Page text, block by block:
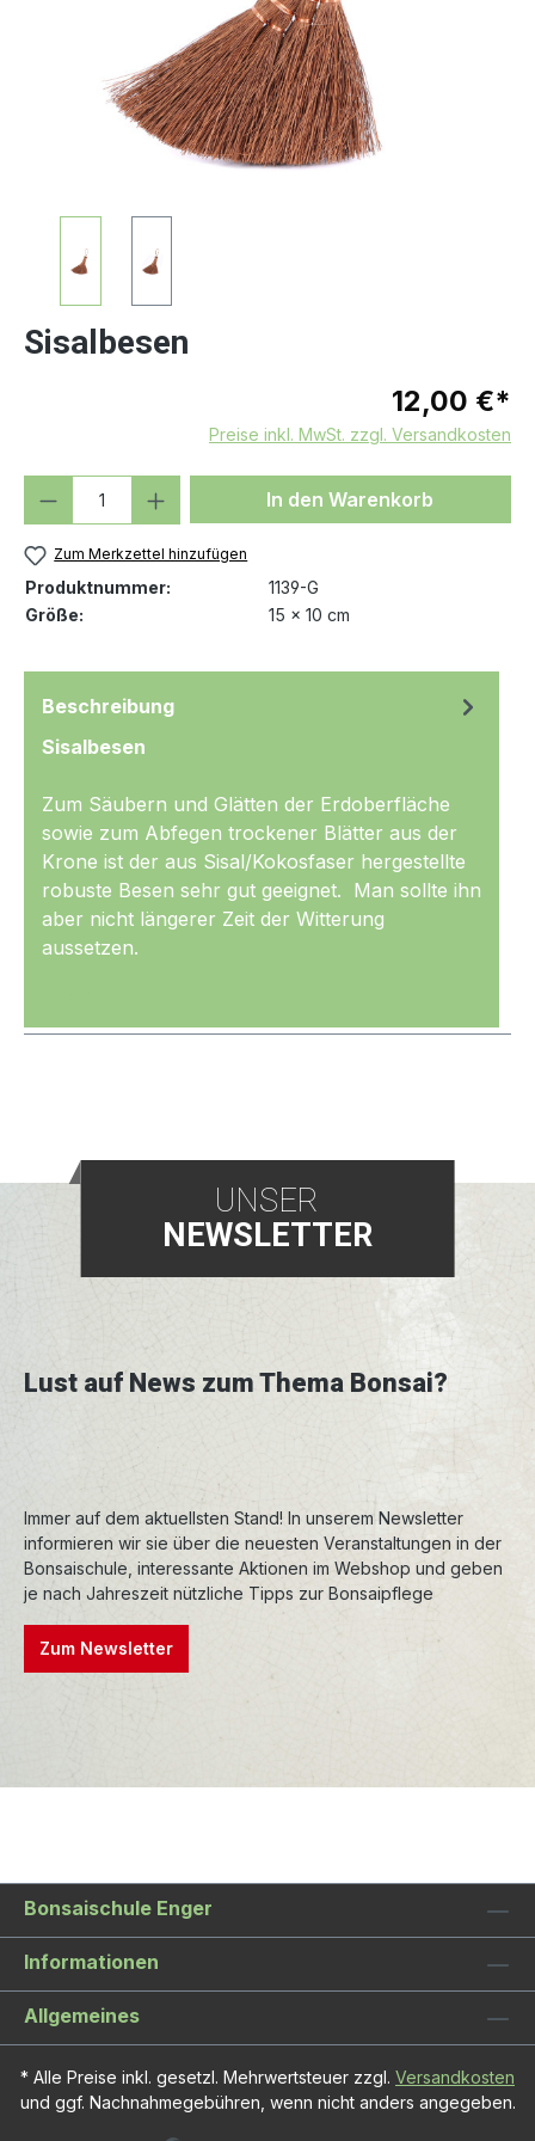
Sisalbesen
12,00 €*
Preise inkl. MwSt. zzgl. Versandkosten
Produkt Anzahl: Gib denIn den Warenkorb
Zum Merkzettel hinzufügen
Produktnummer:
1139-G
Größe:
15 x 10 cm
Beschreibung
Sisalbesen
Zum Säubern und Glätten der Erdoberfläche
sowie zum Abfegen trockener Blätter aus der
Krone ist der aus Sisal/Kokosfaser hergestellte
robuste Besen sehr gut geeignet. Man sollte ihn
aber nicht längerer Zeit der Witterung
aussetzen.
UNSER
NEWSLETTER
Lust auf News zum Thema Bonsai?
Immer auf dem aktuellsten Stand! In unserem Newsletter
informieren wir sie über die neuesten Veranstaltungen in der
Bonsaischule, interessante Aktionen im Webshop und geben
je nach Jahreszeit nützliche Tipps zur Bonsaipflege
Zum Newsletter
Bonsaischule Enger
Informationen
Allgemeines
* Alle Preise inkl. gesetzl. Mehrwertsteuer zzgl. Versandkosten
und ggf. Nachnahmegebühren, wenn nicht anders angegeben.